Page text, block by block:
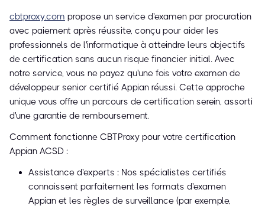
cbtproxy.com propose un service d'examen par procuration
avec paiement après réussite, conçu pour aider les
professionnels de l'informatique à atteindre leurs objectifs
de certification sans aucun risque financier initial. Avec
notre service, vous ne payez qu'une fois votre examen de
développeur senior certifié Appian réussi. Cette approche
unique vous offre un parcours de certification serein, assorti
d'une garantie de remboursement.
Comment fonctionne CBTProxy pour votre certification
Appian ACSD :
Assistance d'experts : Nos spécialistes certifiés
connaissent parfaitement les formats d'examen
Appian et les règles de surveillance (par exemple,